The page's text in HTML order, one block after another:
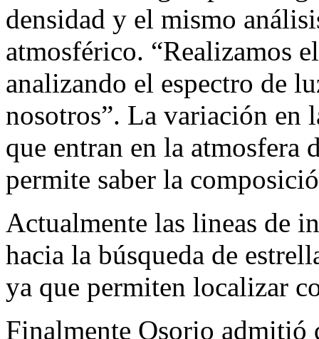
densidad y el mismo
atmosférico. “Realizamos
analizando el espectro de
nosotros”. La variación en
que entran en la atmosfera
permite saber la
Actualmente las lineas de
hacia la búsqueda de
ya que permiten localizar
Finalmente Osorio admitió